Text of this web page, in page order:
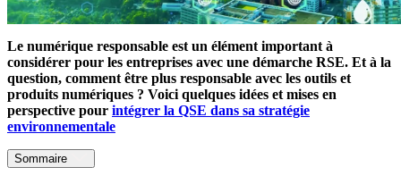
Le numérique responsable est un élément important à
considérer pour les entreprises avec une démarche RSE. Et à la
question, comment être plus responsable avec les outils et
produits numériques ? Voici quelques idées et mises en
perspective pour intégrer la QSE dans sa stratégie
environnementale
Sommaire